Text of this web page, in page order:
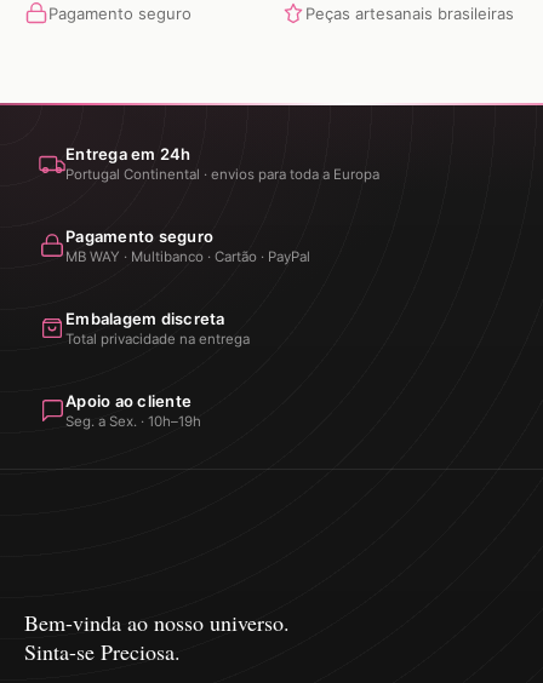
Pagamento seguro Peças artesanais brasileiras
Entrega em 24h
Portugal Continental · envios para toda a Europa
Pagamento seguro
MB WAY · Multibanco · Cartão · PayPal
Embalagem discreta
Total privacidade na entrega
Apoio ao cliente
Seg. a Sex. · 10h–19h
Bem-vinda ao nosso universo.
Sinta-se Preciosa.